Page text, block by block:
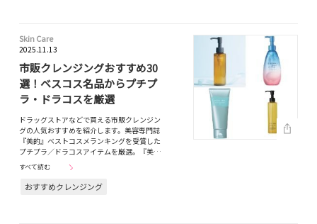
Skin Care
2025.11.13
市販クレンジングおすすめ30
選！ベスコス名品からプチプ
ラ・ドラコスを厳選
ドラッグストアなどで買える市販クレンジン
グの人気おすすめを紹介します。美容専門誌
『美的』ベストコスメランキングを受賞した
プチプラ／ドラコスアイテムを厳選。『美…
すべて読む
おすすめクレンジング